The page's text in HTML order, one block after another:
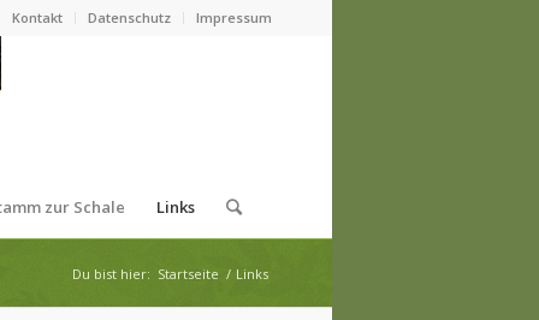
Kontakt Datenschutz Impressum
zur Schale Links
Du bist hier: Startseite / Links